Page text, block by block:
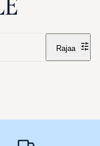
Rajaa